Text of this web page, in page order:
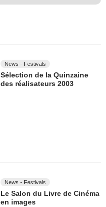
News - Festivals
Sélection de la Quinzaine
des réalisateurs 2003
News - Festivals
Le Salon du Livre de Cinéma
en images